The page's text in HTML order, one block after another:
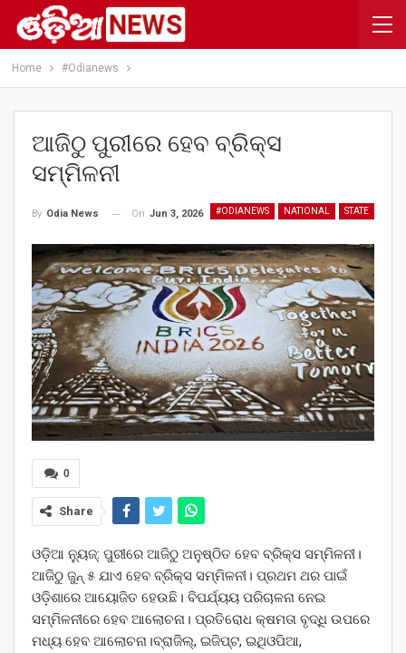
Home #Odianews
ଆଜିଠୁ ପୁରୀରେ ହେବ ବ୍ରିକ୍ସ
ସମ୍ମିଳନୀ
#ODIANEWS NATIONAL STATE
By Odia News On Jun 3, 2026
0
Share
ଓଡ଼ିଆ ନ୍ୟୁଜ୍: ପୁରୀରେ ଆଜିଠୁ ଅନୁଷ୍ଠିତ ହେବ ବ୍ରିକ୍ସ ସମ୍ମିଳନୀ।
ଆଜିଠୁ ଜୁନ୍‌ ୫ ଯାଏ ହେବ ବ୍ରିକ୍ସ ସମ୍ମିଳନୀ। ପ୍ରଥମ ଥର ପାଇଁ
ଓଡ଼ିଶାରେ ଆୟୋଜିତ ହେଉଛି। ବିପର୍ଯ୍ୟୟ ପରିଚାଳନା ନେଇ
ସମ୍ମିଳନୀରେ ହେବ ଆଲୋଚନା। ପ୍ରତିରୋଧ କ୍ଷମତା ବୃଦ୍ଧି ଉପରେ
ମଧ୍ୟ ହେବ ଆଲୋଚନା।ବ୍ରାଜିଲ୍‌, ଇଜିପ୍ଟ, ଇଥିଓପିଆ,